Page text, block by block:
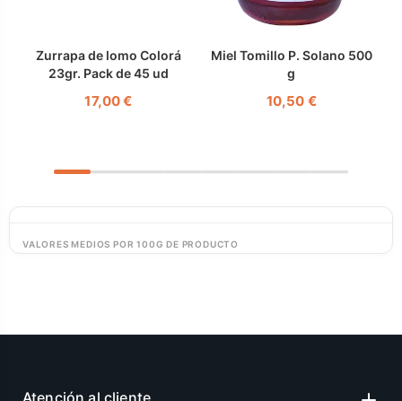
Zurrapa de lomo Colorá
23gr. Pack de 45 ud
17,00 €
Miel Tomillo P. Solano 500
g
10,50 €
VALORES MEDIOS POR 100G DE PRODUCTO
Atención al cliente